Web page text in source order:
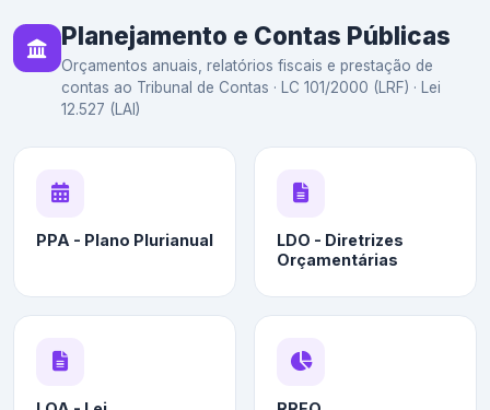
Planejamento e Contas Públicas
Orçamentos anuais, relatórios fiscais e prestação de
contas ao Tribunal de Contas · LC 101/2000 (LRF) · Lei
12.527 (LAI)
PPA - Plano Plurianual
LDO - Diretrizes
Orçamentárias